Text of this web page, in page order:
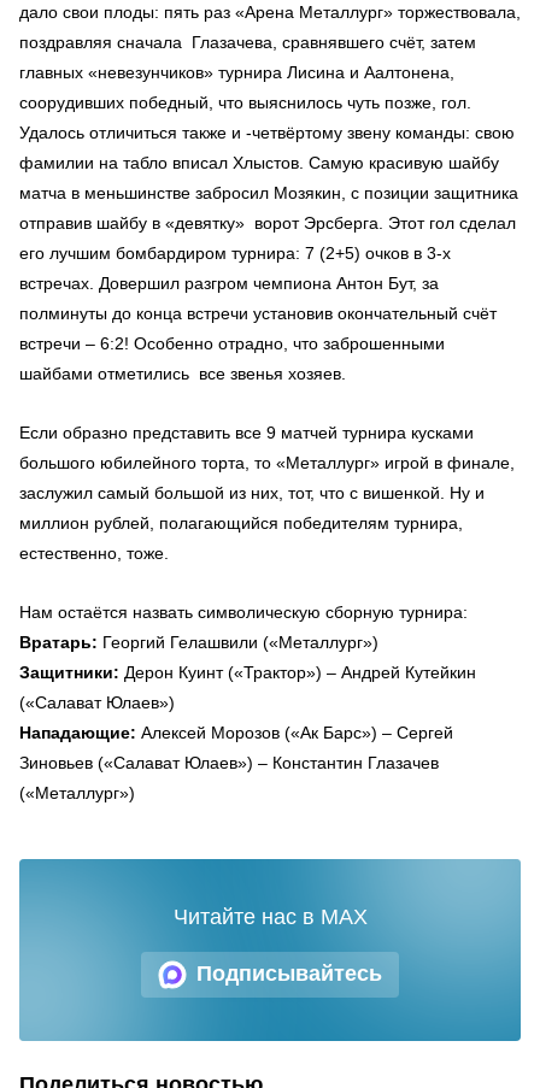
дало свои плоды: пять раз «Арена Металлург» торжествовала,
поздравляя сначала Глазачева, сравнявшего счёт, затем
главных «невезунчиков» турнира Лисина и Аалтонена,
соорудивших победный, что выяснилось чуть позже, гол.
Удалось отличиться также и -четвёртому звену команды: свою
фамилии на табло вписал Хлыстов. Самую красивую шайбу
матча в меньшинстве забросил Мозякин, с позиции защитника
отправив шайбу в «девятку» ворот Эрсберга. Этот гол сделал
его лучшим бомбардиром турнира: 7 (2+5) очков в 3-х
встречах. Довершил разгром чемпиона Антон Бут, за
полминуты до конца встречи установив окончательный счёт
встречи – 6:2! Особенно отрадно, что заброшенными
шайбами отметились все звенья хозяев.
Если образно представить все 9 матчей турнира кусками
большого юбилейного торта, то «Металлург» игрой в финале,
заслужил самый большой из них, тот, что с вишенкой. Ну и
миллион рублей, полагающийся победителям турнира,
естественно, тоже.
Нам остаётся назвать символическую сборную турнира:
Вратарь: Георгий Гелашвили («Металлург»)
Защитники: Дерон Куинт («Трактор») – Андрей Кутейкин
(«Салават Юлаев»)
Нападающие: Алексей Морозов («Ак Барс») – Сергей
Зиновьев («Салават Юлаев») – Константин Глазачев
(«Металлург»)
Подписывайтесь
Читайте нас в MAX